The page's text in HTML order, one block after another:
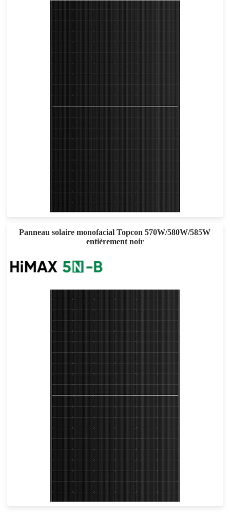
Garantie d'alimentation de 25 ans
Panneau solaire monofacial Topcon 570W/580W/585W
entièrement noir
555-585W
Eff max : 22.64%
Garantie d'alimentation de 25 ans